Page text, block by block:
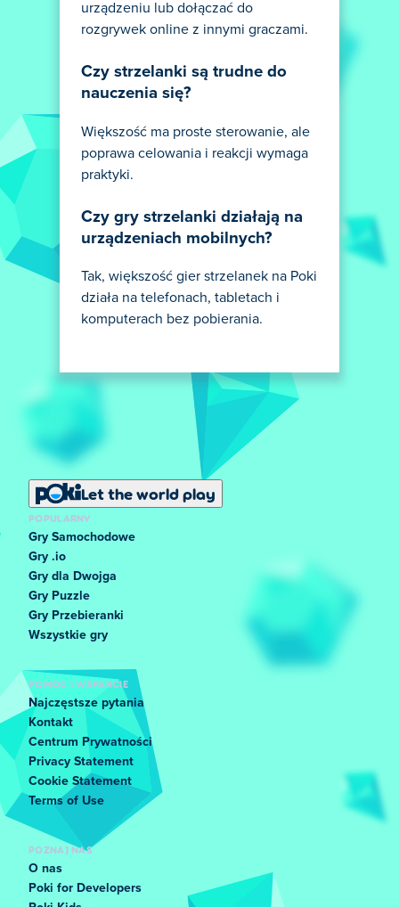
urządzeniu lub dołączać do
rozgrywek online z innymi graczami.
Czy strzelanki są trudne do
nauczenia się?
Większość ma proste sterowanie, ale
poprawa celowania i reakcji wymaga
praktyki.
Czy gry strzelanki działają na
urządzeniach mobilnych?
Tak, większość gier strzelanek na Poki
działa na telefonach, tabletach i
komputerach bez pobierania.
Let the world play
POPULARNY
Gry Samochodowe
Gry .io
Gry dla Dwojga
Gry Puzzle
Gry Przebieranki
Wszystkie gry
POMOC I WSPARCIE
Najczęstsze pytania
Kontakt
Centrum Prywatności
Privacy Statement
Cookie Statement
Terms of Use
POZNAJ NAS
O nas
Poki for Developers